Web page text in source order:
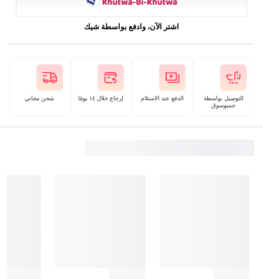
اشتر الآن، وادفع بواسطة شيك
التوصيل بواسطة
جمبوسوق
الدفع عند الاستلام إرجاع خلال ١٤ يومًا شحن مجاني